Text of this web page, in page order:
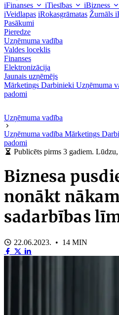
iFinanses iTiesības
iBizness
iVeidlapas iRokasgrāmatas Žurnāls
Pasākumi
Pieredze
Uzņēmuma vadība
Valdes loceklis
Finanses
Elektronizācija
Jaunais uzņēmējs
Mārketings Darbinieki Uzņēmuma
padomi
Uzņēmuma vadība
Uzņēmuma vadība Mārketings
padomi
Publicēts pirms 3 gadiem.
Biznesa
nonākt
sadarbības
22.06.2023. • 14 MIN